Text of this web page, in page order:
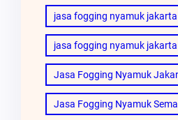
jasa fogging nyamuk jakarta
jasa fogging nyamuk
Jasa Fogging Nyamuk
Jasa Fogging Nyamuk